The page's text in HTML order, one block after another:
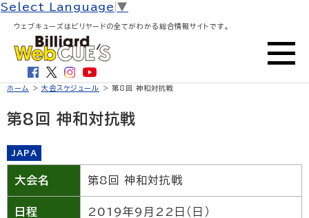
Select Language ▼
ウェブキューズはビリヤードの全てがわかる総合情報サイトです。
ホーム > 大会スケジュール > 第8回 神和対抗戦
第8回 神和対抗戦
JAPA
大会名 第8回 神和対抗戦
日程 2019年9月22日（日）